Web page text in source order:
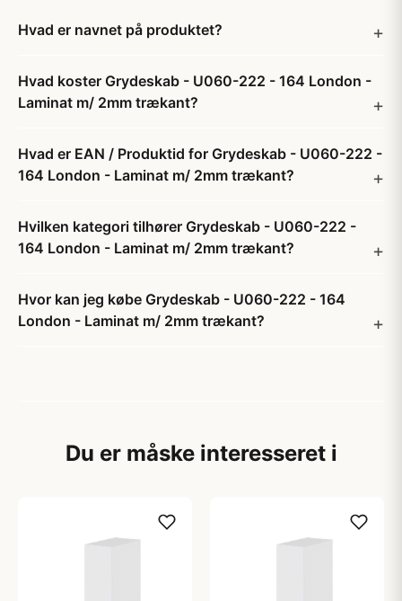
Hvad er navnet på produktet?
Hvad koster Grydeskab - U060-222 - 164 London -
Laminat m/ 2mm trækant?
Hvad er EAN / Produktid for Grydeskab - U060-222 -
164 London - Laminat m/ 2mm trækant?
Hvilken kategori tilhører Grydeskab - U060-222 -
164 London - Laminat m/ 2mm trækant?
Hvor kan jeg købe Grydeskab - U060-222 - 164
London - Laminat m/ 2mm trækant?
Du er måske interesseret i